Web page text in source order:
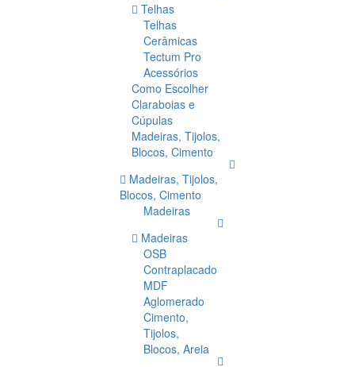
Telhas
Telhas
Cerâmicas
Tectum Pro
Acessórios
Como Escolher
Claraboias e
Cúpulas
Madeiras, Tijolos,
Blocos, Cimento
Madeiras, Tijolos,
Blocos, Cimento
Madeiras
Madeiras
OSB
Contraplacado
MDF
Aglomerado
Cimento,
Tijolos,
Blocos, Areia